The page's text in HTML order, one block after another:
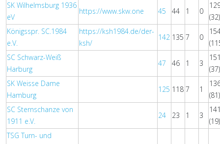
SK Wilhelmsburg 1936
eV
https://www.skw.one 45 44 1 0
(32)
Königsspr. SC.1984
e.V.
https://ksh1984.de/der-
ksh/
142 135 7 0
SC Schwarz-Weiß
Harburg
47 46 1 3
(37)
SK Weisse Dame
Hamburg
125 118 7 1
(81)
SC Sternschanze von
1911 e.V.
24 23 1 3
(19)
TSG Turn- und